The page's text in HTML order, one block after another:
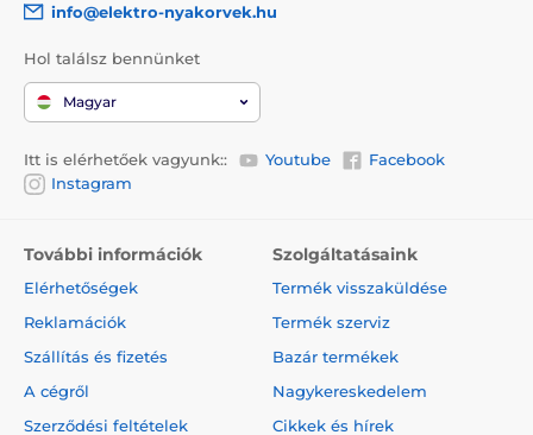
hangjelzéssel, rezgéssel és
elektrosztatikus impulzussal használható.
közötti átmenet rendkívül gyengéd. Az érzékeny
kutyák részére lett kialakítva.
A készülék akkumulátorának teljes
segítségével, mely a csomag tartalma,
bármikor újratölthető.
info@elektro-nyakorvek.hu
Hol találsz bennünket
Magyar
Itt is elérhetőek vagyunk:: Youtube
Facebook
Instagram
További információk
Elérhetőségek
Reklamációk
Szállítás és fizetés
A cégről
Szerződési feltételek
Szolgáltatásaink
Termék visszaküldése
Termék szerviz
Bazár termékek
Nagykereskedelem
Cikkek és hírek